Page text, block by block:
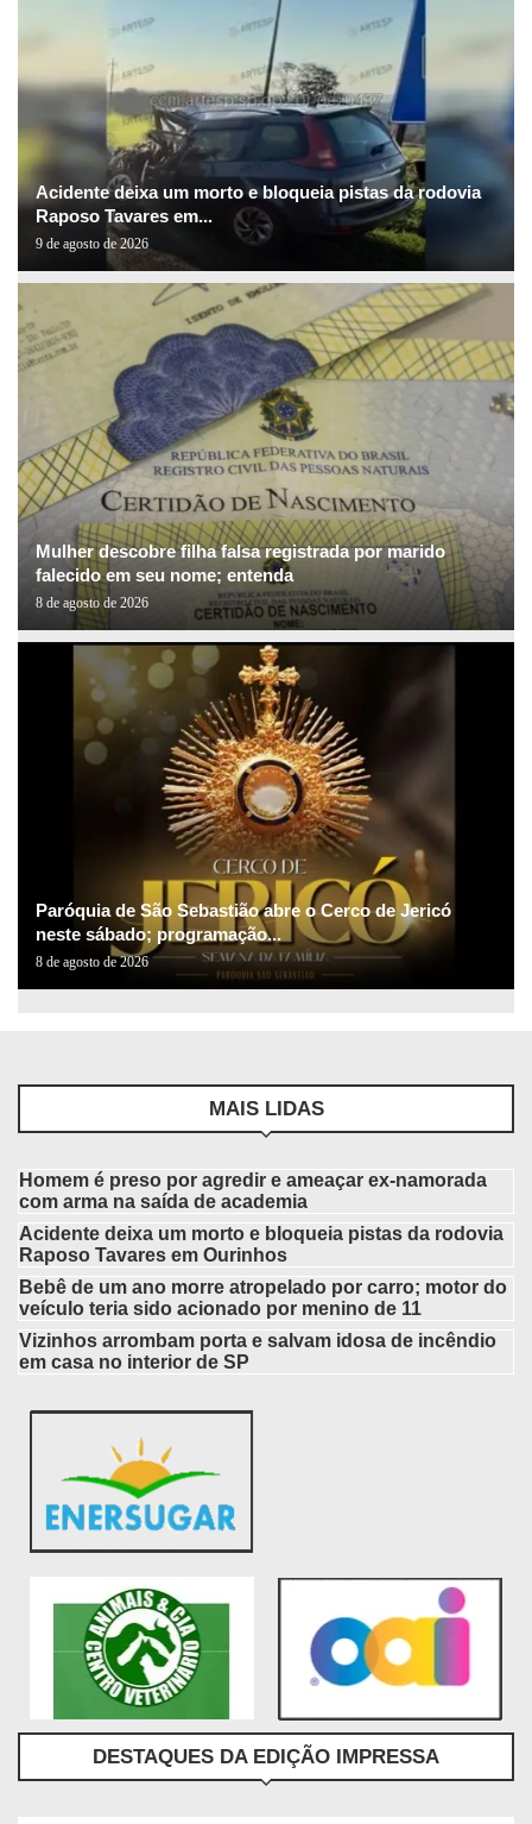
Acidente deixa um morto e bloqueia pistas da rodovia
Raposo Tavares em...
9 de agosto de 2026
Mulher descobre filha falsa registrada por marido
falecido em seu nome; entenda
8 de agosto de 2026
Paróquia de São Sebastião abre o Cerco de Jericó
neste sábado; programação...
8 de agosto de 2026
MAIS LIDAS
Homem é preso por agredir e ameaçar ex-namorada
com arma na saída de academia
Acidente deixa um morto e bloqueia pistas da rodovia
Raposo Tavares em Ourinhos
Bebê de um ano morre atropelado por carro; motor do
veículo teria sido acionado por menino de 11
Vizinhos arrombam porta e salvam idosa de incêndio
em casa no interior de SP
DESTAQUES DA EDIÇÃO IMPRESSA